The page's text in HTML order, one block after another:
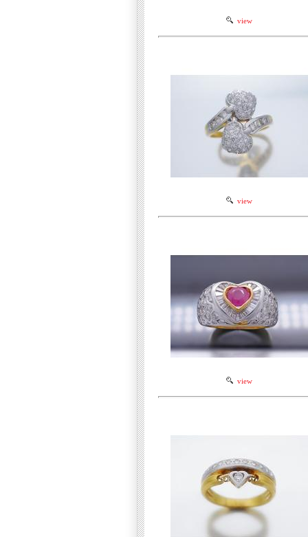
view
view
view